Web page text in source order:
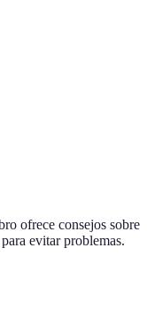
ofrece consejos sobre
evitar problemas.